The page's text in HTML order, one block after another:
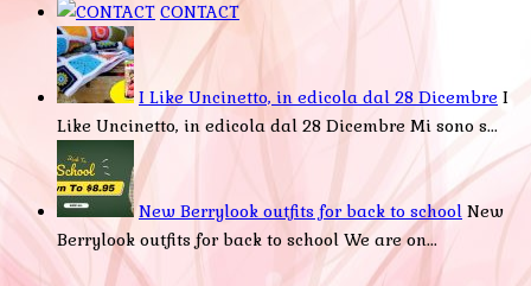
CONTACT
I Like Uncinetto, in edicola dal 28 Dicembre I
Like Uncinetto, in edicola dal 28 Dicembre Mi sono s...
New Berrylook outfits for back to school New
Berrylook outfits for back to school We are on...